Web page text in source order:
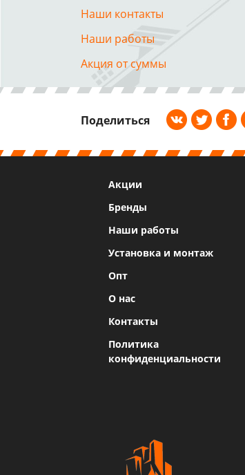
Наши контакты
Наши работы
Акция от суммы
Поделиться
Акции
Бренды
Наши работы
Установка и монтаж
Опт
О нас
Контакты
Политика
конфиденциальности